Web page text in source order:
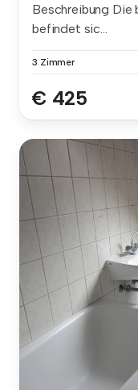
Beschreibung Die
befindet sic...
3 Zimmer
€ 425